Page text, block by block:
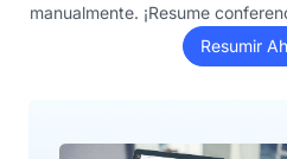
manualmente. ¡Resume
Resumir